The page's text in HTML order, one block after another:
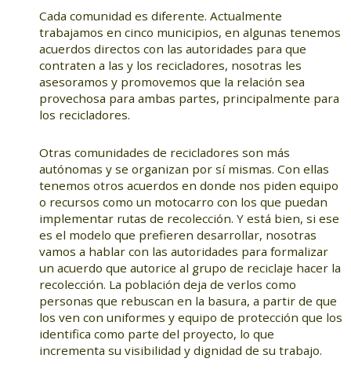
Cada comunidad es diferente. Actualmente
trabajamos en cinco municipios, en algunas tenemos
acuerdos directos con las autoridades para que
contraten a las y los recicladores, nosotras les
asesoramos y promovemos que la relación sea
provechosa para ambas partes, principalmente para
los recicladores.
Otras comunidades de recicladores son más
autónomas y se organizan por sí mismas. Con ellas
tenemos otros acuerdos en donde nos piden equipo
o recursos como un motocarro con los que puedan
implementar rutas de recolección. Y está bien, si ese
es el modelo que prefieren desarrollar, nosotras
vamos a hablar con las autoridades para formalizar
un acuerdo que autorice al grupo de reciclaje hacer la
recolección. La población deja de verlos como
personas que rebuscan en la basura, a partir de que
los ven con uniformes y equipo de protección que los
identifica como parte del proyecto, lo que
incrementa su visibilidad y dignidad de su trabajo.